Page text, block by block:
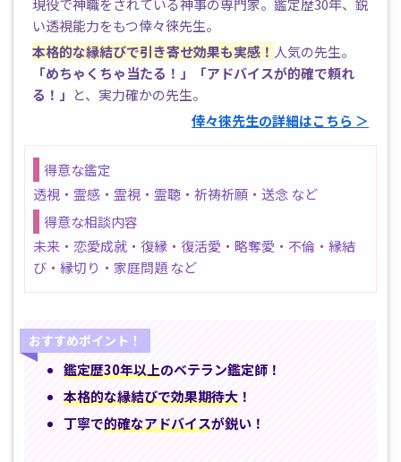
現役で神職をされている神事の専門家。鑑定歴30年、鋭
い透視能力をもつ倖々徠先生。
本格的な縁結びで引き寄せ効果も実感！ 人気の先生。
「めちゃくちゃ当たる！」「アドバイスが的確で頼れ
る！」 と、実力確かの先生。
倖々徠先生の詳細はこちら ＞
得意な鑑定
透視・霊感・霊視・霊聴・祈祷祈願・送念 など
得意な相談内容
未来・恋愛成就・復縁・復活愛・略奪愛・不倫・縁結
び・縁切り・家庭問題 など
おすすめポイント！
鑑定歴30年以上のベテラン鑑定師！
本格的な縁結びで効果期待大 ！
丁寧で的確なアドバイスが鋭い！